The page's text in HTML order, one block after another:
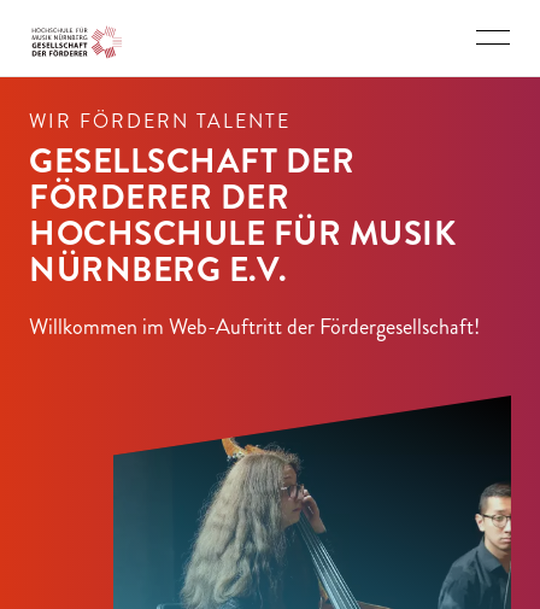
WIR FÖRDERN TALENTE
GESELLSCHAFT DER
FÖRDERER DER
HOCHSCHULE FÜR MUSIK
NÜRNBERG E.V.
Willkommen im Web-Auftritt der Fördergesellschaft!